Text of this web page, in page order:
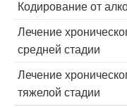
Кодирование от
Лечение
средней стадии
Лечение
тяжелой стадии